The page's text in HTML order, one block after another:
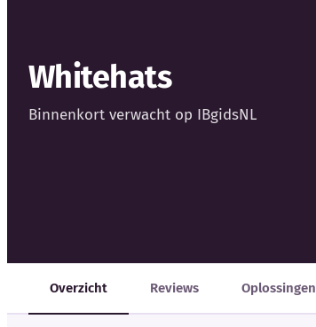
Whitehats
Binnenkort verwacht op IBgidsNL
Overzicht Reviews Oplossingen